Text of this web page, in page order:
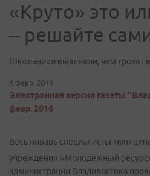
«Круто» это
– решайте
Школьники выясняли, чем грозят
4 февр. 2016
Электронная версия газеты
февр. 2016
Весь январь специалисты
учреждения «Молодежный
администрации Владивостока